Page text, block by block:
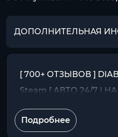
ДОПОЛНИТЕЛЬНАЯ
[ 700+ ОТЗЫВОВ ]
Steam [ АВТО 24/7 |
Подробнее